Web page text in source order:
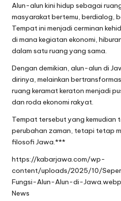
Alun-alun kini hidup sebagai
masyarakat bertemu, berdialog,
Tempat ini menjadi cerminan
di mana kegiatan ekonomi,
dalam satu ruang yang sama.
Dengan demikian, alun-alun di
dirinya, melainkan
ruang keramat keraton menjadi
dan roda ekonomi rakyat.
Tempat tersebut yang kemudian
perubahan zaman, tetapi tetap
filosofi Jawa.***
https://kabarjawa.com/wp-
content/uploads/2025/10/
Fungsi-Alun-Alun-di-Jawa.webp
News